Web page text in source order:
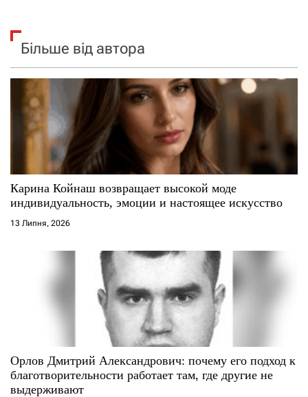
Більше від автора
Карина Койнаш возвращает высокой моде
индивидуальность, эмоции и настоящее искусство
13 Липня, 2026
Орлов Дмитрий Александрович: почему его подход к
благотворительности работает там, где другие не
выдерживают